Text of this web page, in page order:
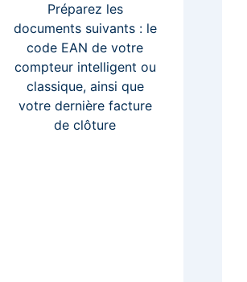
Préparez les
documents suivants : le
code EAN de votre
compteur intelligent ou
classique, ainsi que
votre dernière facture
de clôture